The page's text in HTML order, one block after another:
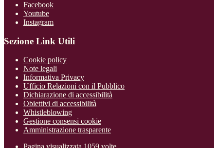
Facebook
Youtube
Instagram
Sezione Link Utili
Cookie policy
Note legali
Informativa Privacy
Ufficio Relazioni con il Pubblico
Dichiarazione di accessibilità
Obiettivi di accessibilità
Whistleblowing
Gestione consensi cookie
Amministrazione trasparente